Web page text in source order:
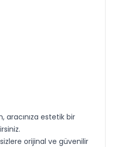
aracınıza estetik bir
sizlere orijinal ve güvenilir